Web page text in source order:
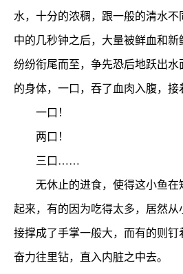
水，十分的浓稠，跟一般的清水
中的几秒钟之后，大量被鲜血和
纷纷衔尾而至，争先恐后地跃出
的身体，一口，吞了血肉入腹，接
一口！
两口！
三口……
无休止的进食，使得这小鱼在
起来，有的因为吃得太多，居然
接撑成了手掌一般大，而有的则钉
奋力往里钻，直入内脏之中去。